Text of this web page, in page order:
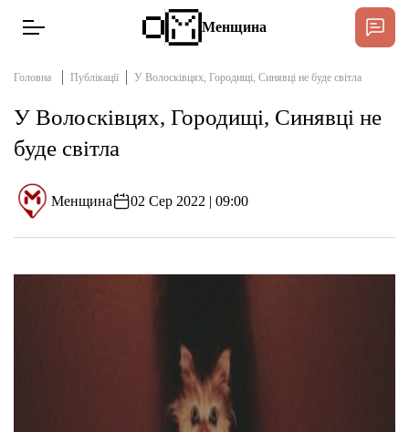
Новини
Інтерв’ю
Менщина
Головна Публікації У Волосківцях, Городищі, Синявці не буде світла
У Волосківцях, Городищі, Синявці не
буде світла
Менщина 02 Сер 2022 | 09:00